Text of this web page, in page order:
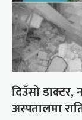
दिउँसो
अस्पतालमा